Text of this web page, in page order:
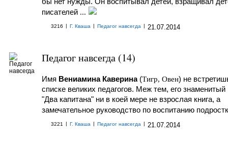
писателей ...
3216 | Г. Кваша | Педагог навсегда | 21.07.2014
Педагог навсегда (14)
Имя Вениамина Каверина (Тигр, Овен) не
списке великих педагогов. Меж тем, его
"Два капитана" ни в коей мере не взрослая книга, а
замечательное руководство по воспитанию
3221 | Г. Кваша | Педагог навсегда | 21.07.2014